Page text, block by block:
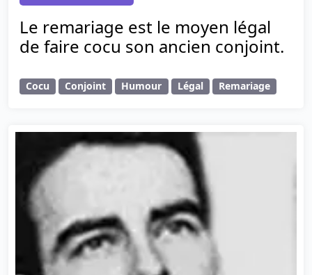
Le remariage est le moyen légal
de faire cocu son ancien conjoint.
Cocu Conjoint Humour Légal Remariage